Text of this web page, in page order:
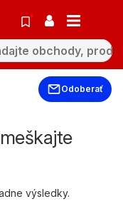
Odoberať
výsledky.